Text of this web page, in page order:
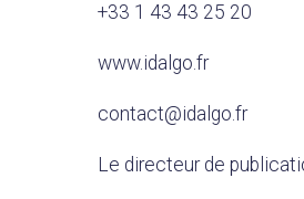
+33 1 43 43 25 20
www.idalgo.fr
contact@idalgo.fr
Le directeur de